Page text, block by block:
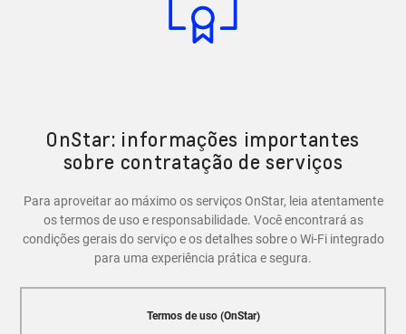
recursos de segurança, como a capacidade de bloquear
e desbloquear as portas do veículo, localizar o carro em
OnStar: informações importantes
sobre contratação de serviços
Para aproveitar ao máximo os serviços OnStar, leia atentamente
os termos de uso e responsabilidade. Você encontrará as
condições gerais do serviço e os detalhes sobre o Wi-Fi integrado
para uma experiência prática e segura.
Termos de uso (OnStar)